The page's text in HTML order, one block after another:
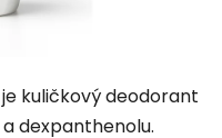
je kuličkový deodorant
dexpanthenolu.